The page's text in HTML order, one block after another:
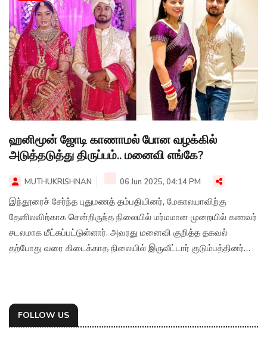
ஹனிமூன் ஜோடி காணாமல் போன வழக்கில்
அடுத்தடுத்து திருப்பம்.. மனைவி எங்கே?
MUTHUKRISHNAN 06 Jun 2025, 04:14 PM
இந்தூரைச் சேர்ந்த புதுமணத் தம்பதியினர், மேகாலயாவிற்கு
தேனிலவிற்காக சென்றிருந்த நிலையில் மர்மமான முறையில் கணவர்
சடலமாக மீட்கப்பட்டுள்ளார். அவரது மனைவி குறித்த தகவல்
தற்போது வரை கிடைக்காத நிலையில் இருவீட்டார் குடும்பத்தினர்
FOLLOW US